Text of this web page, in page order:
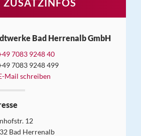
ZUSATZ­INFOS
Bad Herrenalb GmbH
7083 9248 40
7083 9248 499
Mail schreiben
12
Bad Herrenalb